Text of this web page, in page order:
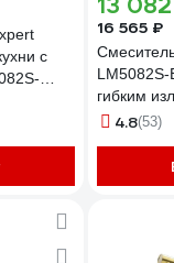
с
16 565 ₽
LM5082S-
гибким
Black
4.8(53)